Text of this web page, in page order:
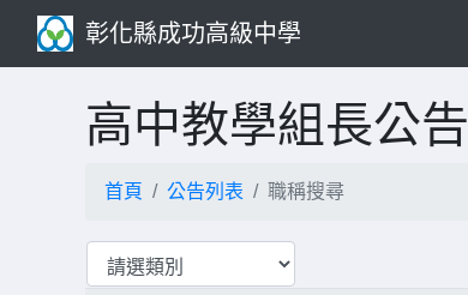
彰化縣成功高級中學
高中教學組長公告
首頁 公告列表 職稱搜尋